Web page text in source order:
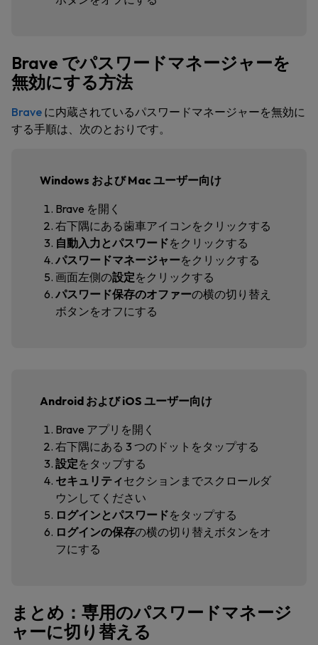
Brave でパスワードマネージャーを
無効にする方法
Brave に内蔵されているパスワードマネージャーを無効に
する手順は、次のとおりです。
Windows および Mac ユーザー向け
Brave を開く
右下隅にある歯車アイコンをクリックする
自動入力とパスワードをクリックする
パスワードマネージャーをクリックする
画面左側の設定をクリックする
パスワード保存のオファーの横の切り替え
ボタンをオフにする
Android および iOS ユーザー向け
Brave アプリを開く
右下隅にある 3 つのドットをタップする
設定をタップする
セキュリティセクション までスクロールダ
ウンしてください
ログインとパスワードをタップする
ログインの保存の横の切り替えボタンをオ
フにする
まとめ：専用のパスワードマネージ
ャーに切り替える